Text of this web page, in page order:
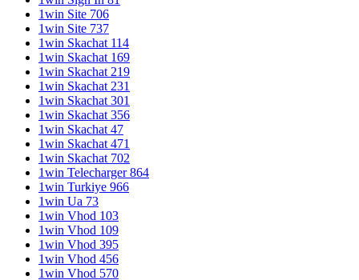
1win Site 706
1win Site 737
1win Skachat 114
1win Skachat 169
1win Skachat 219
1win Skachat 231
1win Skachat 301
1win Skachat 356
1win Skachat 47
1win Skachat 471
1win Skachat 702
1win Telecharger 864
1win Turkiye 966
1win Ua 73
1win Vhod 103
1win Vhod 109
1win Vhod 395
1win Vhod 456
1win Vhod 570